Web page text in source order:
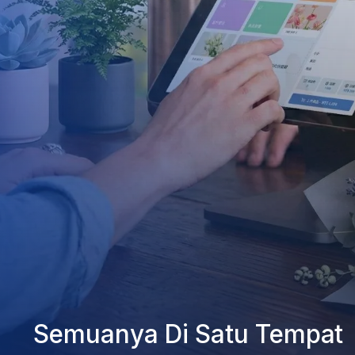
Semuanya Di Satu Tempat